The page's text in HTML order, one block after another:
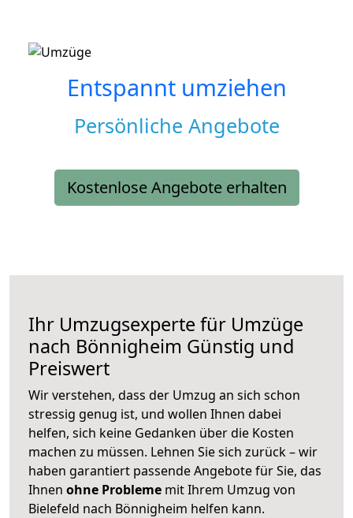
Entspannt umziehen
Persönliche Angebote
Kostenlose Angebote erhalten
Ihr Umzugsexperte für Umzüge
nach Bönnigheim Günstig und
Preiswert
Wir verstehen, dass der Umzug an sich schon
stressig genug ist, und wollen Ihnen dabei
helfen, sich keine Gedanken über die Kosten
machen zu müssen. Lehnen Sie sich zurück – wir
haben garantiert passende Angebote für Sie, das
Ihnen ohne Probleme mit Ihrem Umzug von
Bielefeld nach Bönnigheim helfen kann.